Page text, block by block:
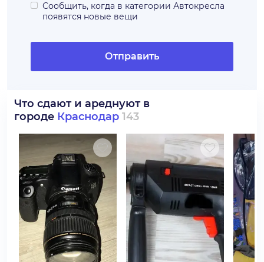
Сообщить, когда в категории Автокресла
появятся новые вещи
Отправить
Что сдают и ареднуют в
городе Краснодар 143